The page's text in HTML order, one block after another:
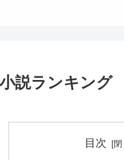
説ランキング
目次